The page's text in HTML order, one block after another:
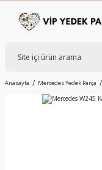
Anasayfa Mercedes Yedek Parça